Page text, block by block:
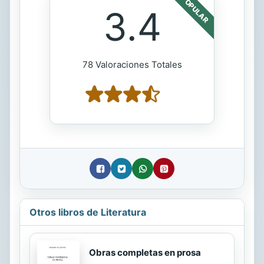
POPULAR
3.4
78 Valoraciones Totales
Otros libros de Literatura
Obras completas en prosa